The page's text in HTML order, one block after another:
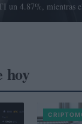
un 4.87%, mientras
hoy